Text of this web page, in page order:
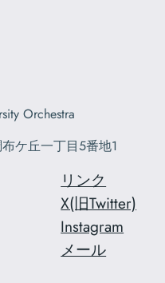
Orchestra
ケ丘一丁目5番地1
リンク
X(旧Twitter)
Instagram
メール